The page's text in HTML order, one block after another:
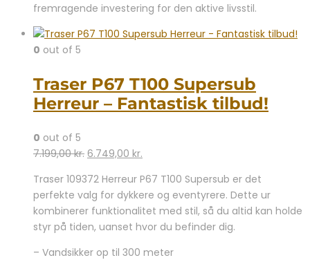
fremragende investering for den aktive livsstil.
0 out of 5
Traser P67 T100 Supersub
Herreur – Fantastisk tilbud!
0 out of 5
7.199,00kr. Den
pris
var:
7.199,00 kr..
6.749,00 kr.
pris
er:
6.749,00 kr..
Traser 109372 Herreur P67 T100 Supersub er det
perfekte valg for dykkere og eventyrere. Dette ur
kombinerer funktionalitet med stil, så du altid kan holde
styr på tiden, uanset hvor du befinder dig.
– Vandsikker op til 300 meter